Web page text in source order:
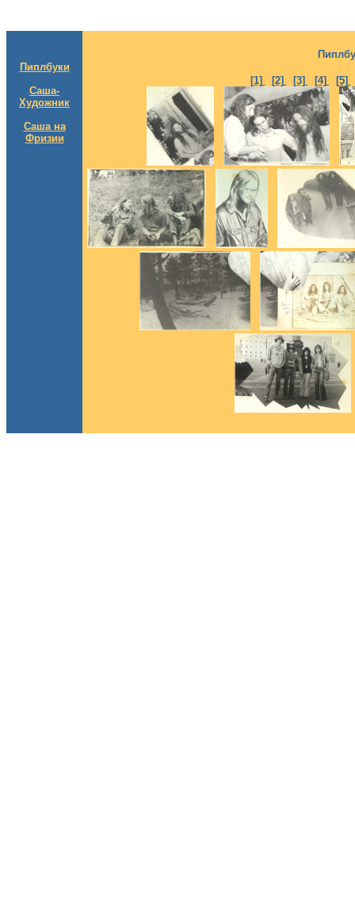
Пиплбуки
Саша-
Художник
Саша на
Фризии
[1] [2] [3] [4] [5]